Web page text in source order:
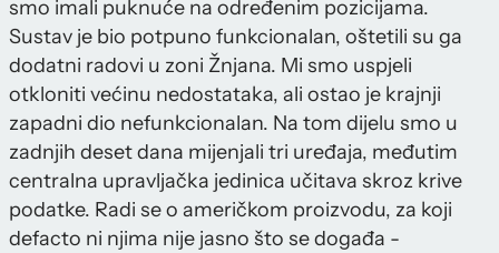
smo imali puknuće na određenim pozicijama.
Sustav je bio potpuno funkcionalan, oštetili su ga
dodatni radovi u zoni Žnjana. Mi smo uspjeli
otkloniti većinu nedostataka, ali ostao je krajnji
zapadni dio nefunkcionalan. Na tom dijelu smo u
zadnjih deset dana mijenjali tri uređaja, međutim
centralna upravljačka jedinica učitava skroz krive
podatke. Radi se o američkom proizvodu, za koji
defacto ni njima nije jasno što se događa -